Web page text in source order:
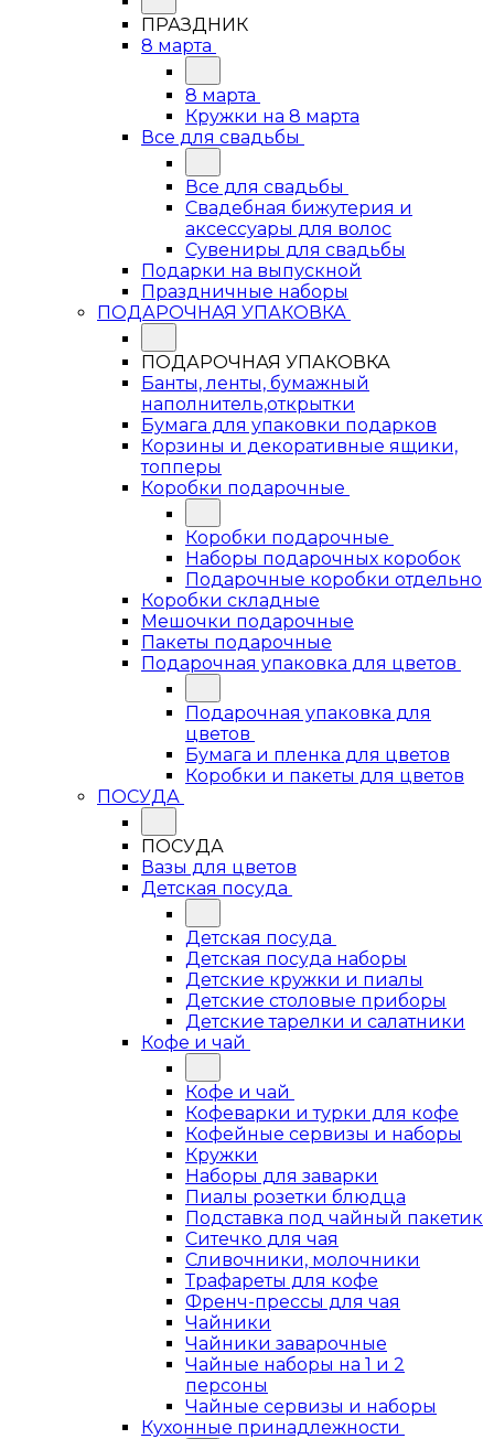
ПРАЗДНИК
8 марта
8 марта
Кружки на 8 марта
Все для свадьбы
Все для свадьбы
Свадебная бижутерия и
аксессуары для волос
Сувениры для свадьбы
Подарки на выпускной
Праздничные наборы
ПОДАРОЧНАЯ УПАКОВКА
ПОДАРОЧНАЯ УПАКОВКА
Банты, ленты, бумажный
наполнитель,открытки
Бумага для упаковки подарков
Корзины и декоративные ящики,
топперы
Коробки подарочные
Коробки подарочные
Наборы подарочных коробок
Подарочные коробки отдельно
Коробки складные
Мешочки подарочные
Пакеты подарочные
Подарочная упаковка для цветов
Подарочная упаковка для
цветов
Бумага и пленка для цветов
Коробки и пакеты для цветов
ПОСУДА
ПОСУДА
Вазы для цветов
Детская посуда
Детская посуда
Детская посуда наборы
Детские кружки и пиалы
Детские столовые приборы
Детские тарелки и салатники
Кофе и чай
Кофе и чай
Кофеварки и турки для кофе
Кофейные сервизы и наборы
Кружки
Наборы для заварки
Пиалы розетки блюдца
Подставка под чайный пакетик
Ситечко для чая
Сливочники, молочники
Трафареты для кофе
Френч-прессы для чая
Чайники
Чайники заварочные
Чайные наборы на 1 и 2
персоны
Чайные сервизы и наборы
Кухонные принадлежности